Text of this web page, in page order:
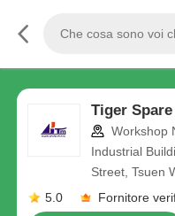
Tiger
Workshop
Industrial
Street, Tsuen
5.0
Fornitore